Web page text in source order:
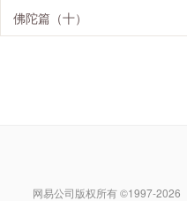
佛陀篇（十）
网易公司版权所有 ©1997-2026